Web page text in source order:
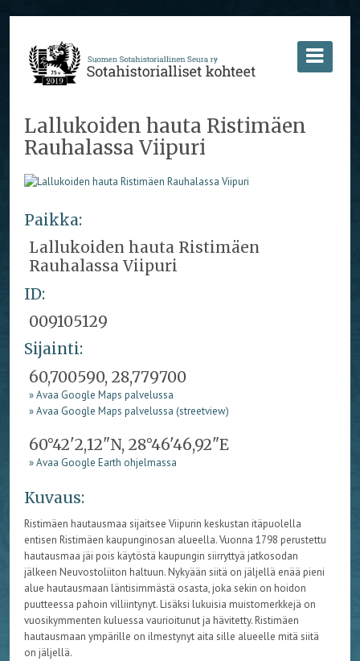
Lallukoiden hauta Ristimäen
Rauhalassa Viipuri
Paikka:
Lallukoiden hauta Ristimäen
Rauhalassa Viipuri
ID:
009105129
Sijainti:
60,700590, 28,779700
» Avaa Google Maps palvelussa
» Avaa Google Maps palvelussa (streetview)
60°42'2,12"N, 28°46'46,92"E
» Avaa Google Earth ohjelmassa
Kuvaus:
Ristimäen hautausmaa sijaitsee Viipurin keskustan itäpuolella
entisen Ristimäen kaupunginosan alueella. Vuonna 1798 perustettu
hautausmaa jäi pois käytöstä kaupungin siirryttyä jatkosodan
jälkeen Neuvostoliiton haltuun. Nykyään siitä on jäljellä enää pieni
alue hautausmaan läntisimmästä osasta, joka sekin on hoidon
puutteessa pahoin villiintynyt. Lisäksi lukuisia muistomerkkejä on
vuosikymmenten kuluessa vaurioitunut ja hävitetty. Ristimäen
hautausmaan ympärille on ilmestynyt aita sille alueelle mitä siitä
on jäljellä.